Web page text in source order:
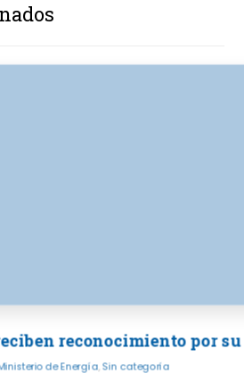
reconocimiento por
de Energía,Sin categoría